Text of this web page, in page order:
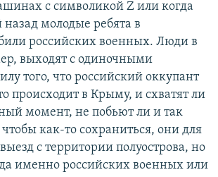
с символикой Z или когда
молодые ребята в
российских военных. Люди в
выходят с одиночными
того, что российский оккупант
происходит в Крыму, и схватят ли
момент, не побьют ли и так
чтобы как-то сохраниться, они для
с территории полуострова, но
именно российских военных или